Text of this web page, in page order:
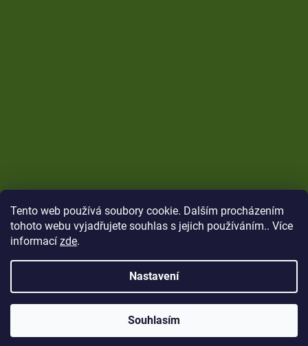
Tento web používá soubory cookie. Dalším procházením
tohoto webu vyjadřujete souhlas s jejich používáním.. Více
informací zde.
Nastavení
Souhlasím
Copyright 2026CARP Brothers. Všechna práva